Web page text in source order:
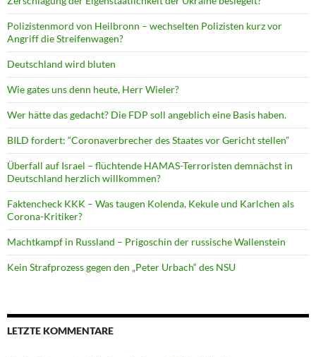
Polizistenmord von Heilbronn – wechselten Polizisten kurz vor
Angriff die Streifenwagen?
Deutschland wird bluten
Wie gates uns denn heute, Herr Wieler?
Wer hätte das gedacht? Die FDP soll angeblich eine Basis haben.
BILD fordert: “Coronaverbrecher des Staates vor Gericht stellen”
Überfall auf Israel – flüchtende HAMAS-Terroristen demnächst in
Deutschland herzlich willkommen?
Faktencheck KKK – Was taugen Kolenda, Kekule und Karlchen als
Corona-Kritiker?
Machtkampf in Russland – Prigoschin der russische Wallenstein
Kein Strafprozess gegen den „Peter Urbach“ des NSU
LETZTE KOMMENTARE